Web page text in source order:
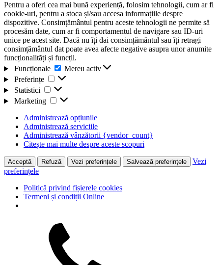
Pentru a oferi cea mai bună experiență, folosim tehnologii, cum ar fi
cookie-uri, pentru a stoca și/sau accesa informațiile despre
dispozitive. Consimțământul pentru aceste tehnologii ne permite să
procesăm date, cum ar fi comportamentul de navigare sau ID-uri
unice pe acest site. Dacă nu îți dai consimțământul sau îți retragi
consimțământul dat poate avea afecte negative asupra unor anumite
funcționalități și funcții.
Funcționale
Funcționale
Mereu activ
Preferințe
Preferințe
Statistici
Statistici
Marketing
Marketing
Administrează opțiunile
Administrează serviciile
Administrează vânzătorii {vendor_count}
Citește mai multe despre aceste scopuri
Acceptă Refuză Vezi preferințele Salvează preferințele
Vezi
preferințele
Politică privind fișierele cookies
Termeni și condiții Online